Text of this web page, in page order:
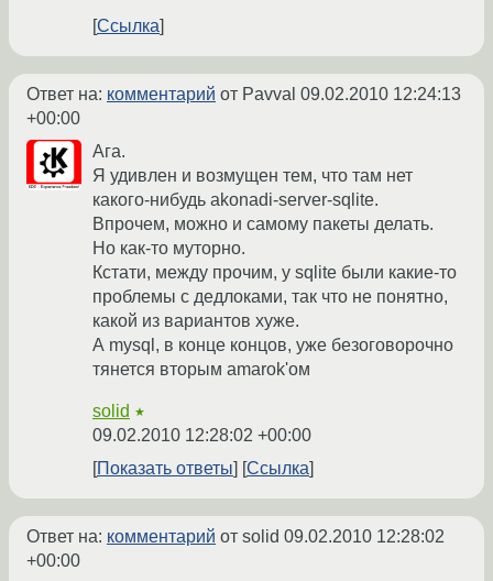
Ссылка
Ответ на: комментарий от Pavval 09.02.2010 12:24:13
+00:00
Ага.
Я удивлен и возмущен тем, что там нет
какого-нибудь akonadi-server-sqlite.
Впрочем, можно и самому пакеты делать.
Но как-то муторно.
Кстати, между прочим, у sqlite были какие-то
проблемы с дедлоками, так что не понятно,
какой из вариантов хуже.
А mysql, в конце концов, уже безоговорочно
тянется вторым amarok'ом
solid ★
09.02.2010 12:28:02 +00:00
Показать ответы
Ссылка
Ответ на: комментарий от solid 09.02.2010 12:28:02
+00:00